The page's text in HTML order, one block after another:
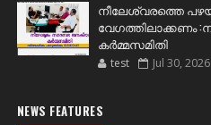
നീലേശ്വരത്തെ
വേഗത്തിലാക്കണം
കർമ്മസമിതി
test Jul 30, 2026
NEWS FEATURES